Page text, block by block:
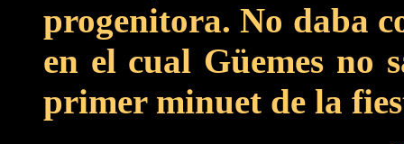
progenitora. No daba
en el cual Güemes no
primer minuet de la